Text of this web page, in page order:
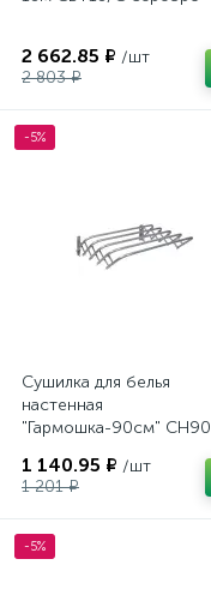
2 662.85 ₽ /шт
2 803 ₽
-5%
Сушилка для белья
настенная
"Гармошка-90см" СН90
1 140.95 ₽ /шт
1 201 ₽
-5%